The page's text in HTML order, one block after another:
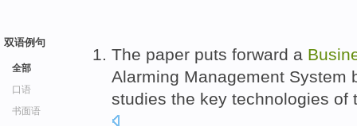
双语例句
全部
口语
书面语
The paper puts forward a
Alarming Management System
studies the key technologies of